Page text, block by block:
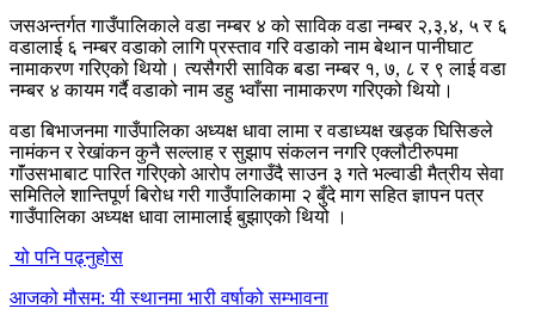
जसअन्तर्गत गाउँपालिकाले वडा नम्बर ४ को साविक वडा नम्बर २,३,४, ५ र ६
वडालाई ६ नम्बर वडाको लागि प्रस्ताव गरि वडाको नाम बेथान पानीघाट
नामाकरण गरिएको थियो। त्यसैगरी साविक बडा नम्बर १, ७, ८ र ९ लाई वडा
नम्बर ४ कायम गर्दै वडाको नाम डहु भ्वाँसा नामाकरण गरिएको थियो।
वडा बिभाजनमा गाउँपालिका अध्यक्ष धावा लामा र वडाध्यक्ष खड्क घिसिङले
नामंकन र रेखांकन कुनै सल्लाह र सुझाप संकलन नगरि एक्लौटीरुपमा
गाॅंउसभाबाट पारित गरिएको आरोप लगाउँदै साउन ३ गते भल्वाडी मैत्रीय सेवा
समितिले शान्तिपूर्ण बिरोध गरी गाउँपालिकामा २ बुँदे माग सहित ज्ञापन पत्र
गाउँपालिका अध्यक्ष धावा लामालाई बुझाएको थियो ।
यो पनि पढ्नुहोस
आजको मौसम: यी स्थानमा भारी वर्षाको सम्भावना